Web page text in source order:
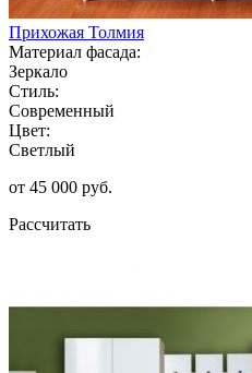
Прихожая Толмия
Материал фасада:
Зеркало
Стиль:
Современный
Цвет:
Светлый
от 45 000 руб.
Рассчитать